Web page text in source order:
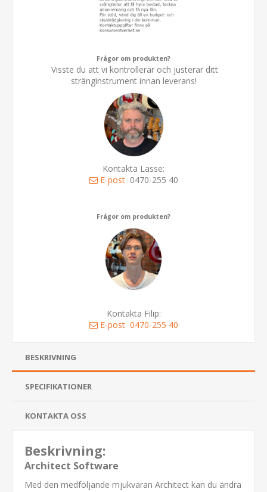
Frågor om produkten?
Visste du att vi kontrollerar och justerar ditt
stränginstrument innan leverans!
Kontakta Lasse:
E-post0470-255 40
Frågor om produkten?
Kontakta Filip:
E-post 0470-255 40
BESKRIVNING
SPECIFIKATIONER
KONTAKTA OSS
Beskrivning:
Architect Software
Med den medföljande mjukvaran Architect kan du ändra